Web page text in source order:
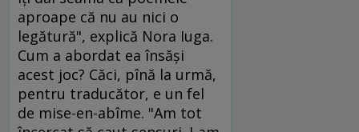
aproape că nu au nici o
legătură", explică Nora Iuga.
Cum a abordat ea însăşi
acest joc? Căci, pînă la urmă,
pentru traducător, e un fel
de mise-en-abîme. "Am tot